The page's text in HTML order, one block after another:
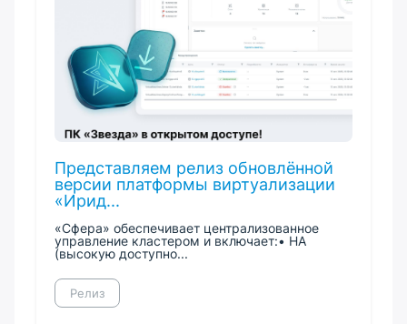
Представляем релиз обновлённой
версии платформы виртуализации
«Ирид...
«Сфера» обеспечивает централизованное
управление кластером и включает:• HA
(высокую доступно...
Релиз